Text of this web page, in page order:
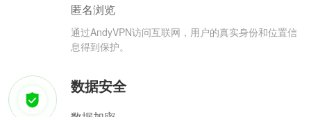
匿名浏览
通过AndyVPN访问互联网，用户的真实身份和位置信
息得到保护。
数据安全